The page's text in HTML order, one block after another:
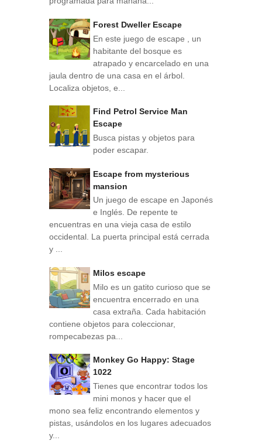
Forest Dweller Escape
En este juego de escape , un
habitante del bosque es
atrapado y encarcelado en una
jaula dentro de una casa en el árbol.
Localiza objetos, e...
Find Petrol Service Man
Escape
Busca pistas y objetos para
poder escapar.
Escape from mysterious
mansion
Un juego de escape en Japonés
e Inglés. De repente te
encuentras en una vieja casa de estilo
occidental. La puerta principal está cerrada
y ...
Milos escape
Milo es un gatito curioso que se
encuentra encerrado en una
casa extraña. Cada habitación
contiene objetos para coleccionar,
rompecabezas pa...
Monkey Go Happy: Stage
1022
Tienes que encontrar todos los
mini monos y hacer que el
mono sea feliz encontrando elementos y
pistas, usándolos en los lugares adecuados
y...